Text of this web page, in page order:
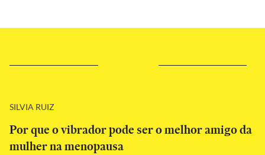
SILVIA RUIZ
Por que o vibrador pode ser o melhor amigo da
mulher na menopausa